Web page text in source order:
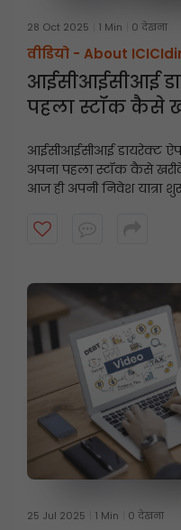
28 Oct 2025 1 Min 0 देखना
वीडियो - About
आईसीआईसीआई
पहला स्टॉक कैसे
आईसीआईसीआई डायरेक्ट
अपना पहला स्टॉक कैसे
आज ही अपनी निवेश यात्रा
25 Jul 2025 1 Min 0 देखना